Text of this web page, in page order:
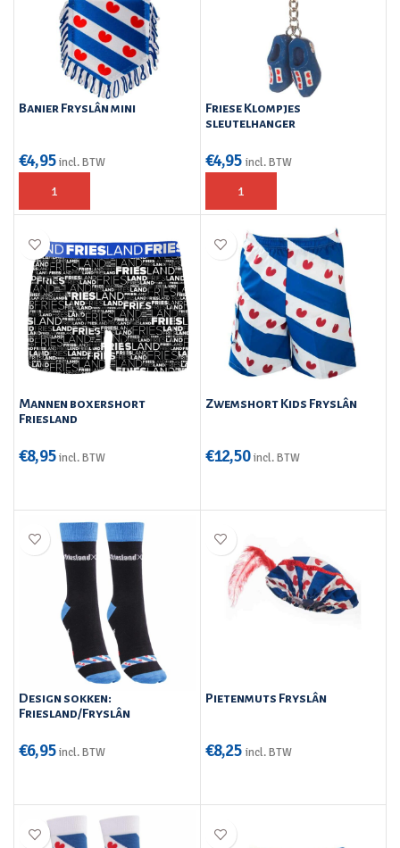
Banier Fryslân mini
€4,95 incl. BTW
Friese Klompjes
sleutelhanger
€4,95 incl. BTW
Mannen boxershort
Friesland
€8,95 incl. BTW
Zwemshort Kids Fryslân
€12,50 incl. BTW
Design sokken:
Friesland/Fryslân
€6,95 incl. BTW
Pietenmuts Fryslân
€8,25 incl. BTW